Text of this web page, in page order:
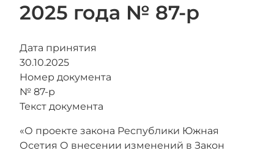
2025 года № 87-р
Дата принятия
30.10.2025
Номер документа
№ 87-р
Текст документа
«О проекте закона Республики Южная
Осетия О внесении изменений в Закон